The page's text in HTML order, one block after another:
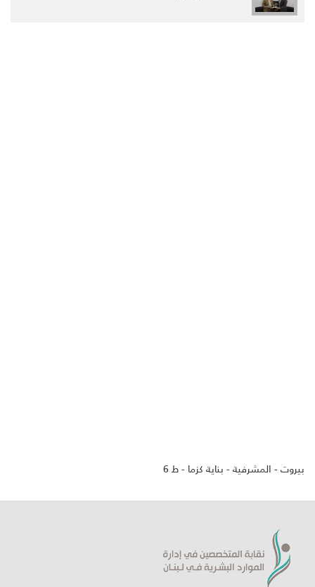
بيروت - المشرفية - بناية كزما - ط 6